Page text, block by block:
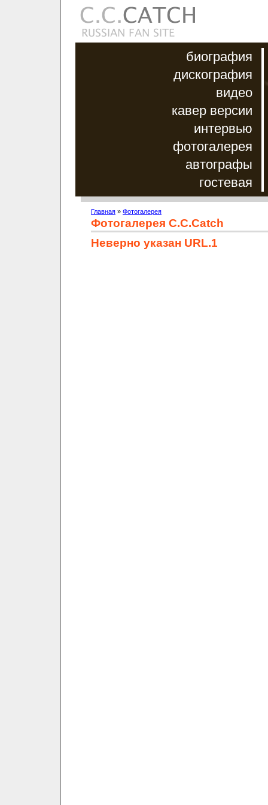
биография
дискография
видео
кавер версии
интервью
фотогалерея
автографы
гостевая
Главная » Фотогалерея
Фотогалерея C.C.Catch
Неверно указан URL.1